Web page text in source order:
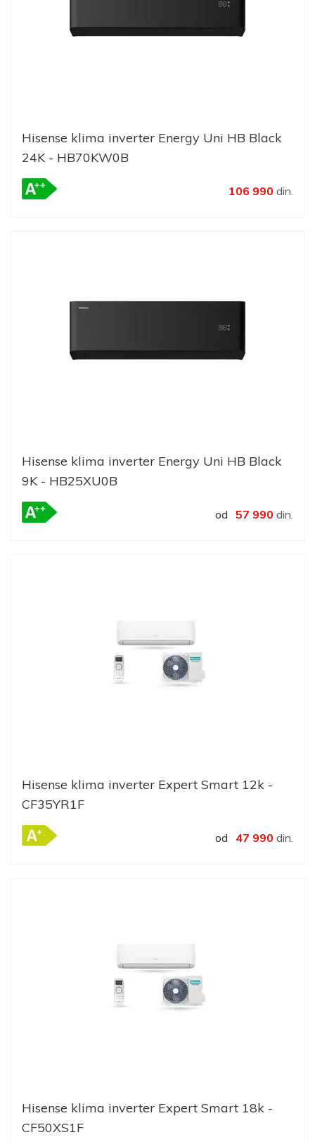
Hisense klima inverter Energy Uni HB Black
24K - HB70KW0B
106 990 din.
Hisense klima inverter Energy Uni HB Black
9K - HB25XU0B
od 57 990 din.
Hisense klima inverter Expert Smart 12k -
CF35YR1F
od 47 990 din.
Hisense klima inverter Expert Smart 18k -
CF50XS1F